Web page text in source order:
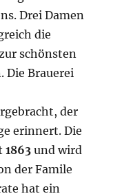
Drei Damen
die
schönsten
Die Brauerei
der
erinnert. Die
1863 und wird
der Famile
hat ein